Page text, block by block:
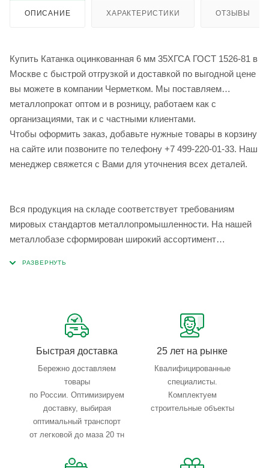
ОПИСАНИЕ ХАРАКТЕРИСТИКИ ОТЗЫВЫ
Купить Катанка оцинкованная 6 мм 35ХГСА ГОСТ 1526-81 в
Москве с быстрой отгрузкой и доставкой по выгодной цене
вы можете в компании Черметком. Мы поставляем
металлопрокат оптом и в розницу, работаем как с
организациями, так и с частными клиентами.
Чтобы оформить заказ, добавьте нужные товары в корзину
на сайте или позвоните по телефону +7 499-220-01-33. Наш
менеджер свяжется с Вами для уточнения всех деталей.
Вся продукция на складе соответствует требованиям
мировых стандартов металлопромышленности. На нашей
металлобазе сформирован широкий ассортимент
Быстрая доставка
Бережно доставляем
товары
по России. Оптимизируем
доставку, выбирая
оптимальный транспорт
от легковой до маза 20 тн
25 лет на рынке
Квалифицированные
специалисты.
Комплектуем
строительные объекты